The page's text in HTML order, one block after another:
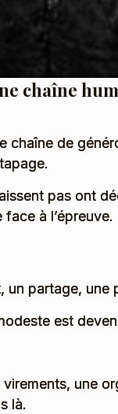
chaîne
chaîne de
pas ont
à l’épreuve.
un partage, une
est
une
là.